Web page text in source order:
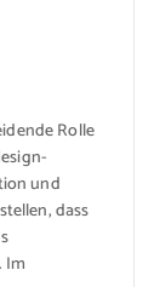
Rolle
und
dass
Im